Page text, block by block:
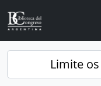
Skip to main content
Limite